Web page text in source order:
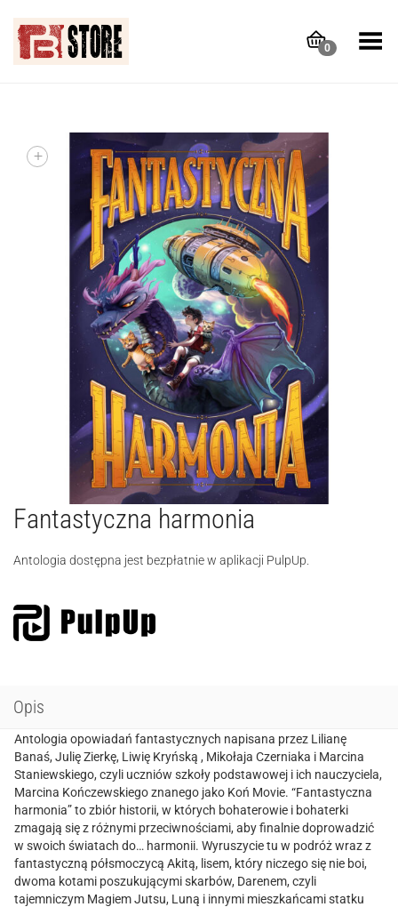
0
Toggle Menu
+
Fantastyczna harmonia
Antologia dostępna jest bezpłatnie w aplikacji PulpUp.
Opis
Antologia opowiadań fantastycznych napisana przez Lilianę
Banaś, Julię Zierkę, Liwię Kryńską , Mikołaja Czerniaka i Marcina
Staniewskiego, czyli uczniów szkoły podstawowej i ich nauczyciela,
Marcina Kończewskiego znanego jako Koń Movie. “Fantastyczna
harmonia” to zbiór historii, w których bohaterowie i bohaterki
zmagają się z różnymi przeciwnościami, aby finalnie doprowadzić
w swoich światach do… harmonii. Wyruszycie tu w podróż wraz z
fantastyczną półsmoczycą Akitą, lisem, który niczego się nie boi,
dwoma kotami poszukującymi skarbów, Darenem, czyli
tajemniczym Magiem Jutsu, Luną i innymi mieszkańcami statku